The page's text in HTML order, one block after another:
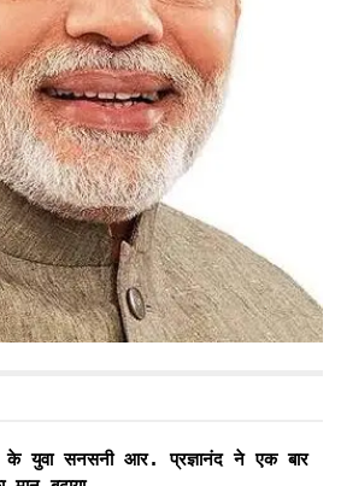
युवा सनसनी आर. प्रज्ञानंद ने एक बार